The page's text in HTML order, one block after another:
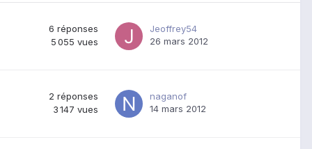
6 réponses
5 055 vues
Jeoffrey54
26 mars 2012
2 réponses
3 147 vues
naganof
14 mars 2012